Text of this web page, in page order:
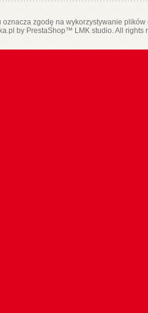
oznacza zgodę na wykorzystywanie
by PrestaShop™ LMK studio. All rights